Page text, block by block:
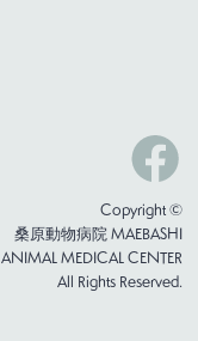
Copyright ©
桑原動物病院 MAEBASHI
ANIMAL MEDICAL CENTER
All Rights Reserved.